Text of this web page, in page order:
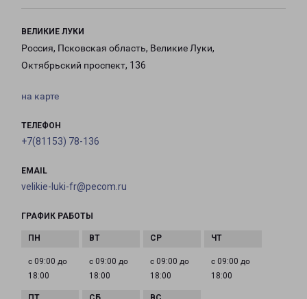
ВЕЛИКИЕ ЛУКИ
Россия, Псковская область, Великие Луки,
Октябрьский проспект, 136
на карте
ТЕЛЕФОН
+7(81153) 78-136
EMAIL
velikie-luki-fr@pecom.ru
ГРАФИК РАБОТЫ
с 09:00 до
18:00
с 09:00 до
18:00
с 09:00 до
18:00
с 09:00 до
18:00